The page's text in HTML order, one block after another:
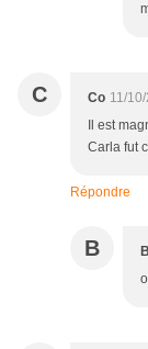
C Co 11/
Il est
Carla fut
Répondre
B